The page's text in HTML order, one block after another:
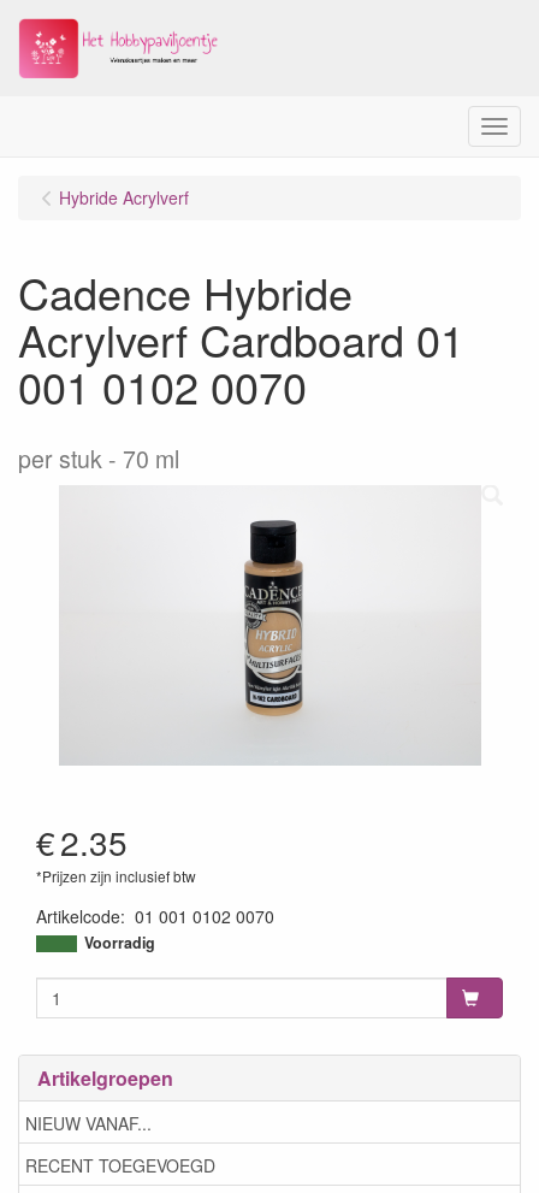
Menu
Artikelgroepen
NIEUW VANAF...
RECENT TOEGEVOEGD
Hybride Acrylverf
Cadence Hybride
Acrylverf Cardboard 01
001 0102 0070
per stuk 70 ml
€2.35
*Prijzen zijn inclusief btw
Artikelcode: 01 001 0102 0070
8699036773884
Voorradig